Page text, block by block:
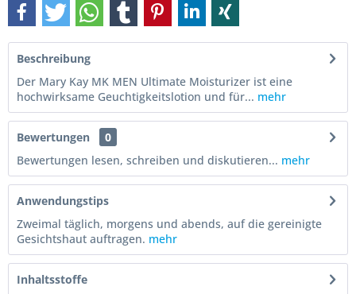
Beschreibung
Der Mary Kay MK MEN Ultimate Moisturizer ist eine
hochwirksame Geuchtigkeitslotion und für... mehr
Bewertungen
0
Bewertungen lesen, schreiben und diskutieren... mehr
Anwendungstips
Zweimal täglich, morgens und abends, auf die gereinigte
Gesichtshaut auftragen. mehr
Inhaltsstoffe